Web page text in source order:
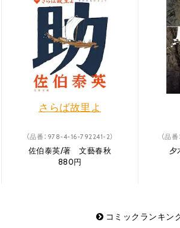
さらば故里よ
（品番：978-4-16-792241-2）
佐伯泰英/著 文藝春秋
880円
（品
夕
コミックランキン